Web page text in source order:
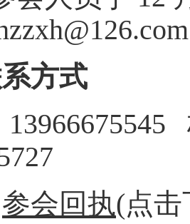
方式
参会回执(点击